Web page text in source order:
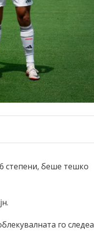
степени, беше тешко
го следеа